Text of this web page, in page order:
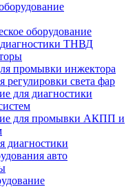
оборудование
ТНВД
промывки инжектора
регулировки света фар
для диагностики
для промывки АКПП и
диагностики
авто